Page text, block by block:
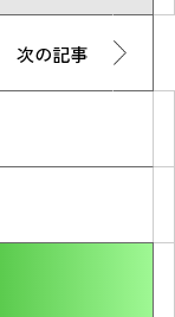
次の記事